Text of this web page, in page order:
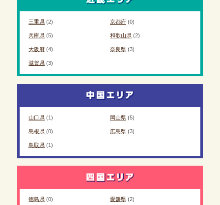
三重県 (2) 京都府(0)
兵庫県 (5) 和歌山県(2)
大阪府 (4) 奈良県(3)
滋賀県 (3)
山口県 (1) 岡山県(5)
島根県 (0) 広島県(3)
鳥取県 (1)
徳島県 (0) 愛媛県(2)